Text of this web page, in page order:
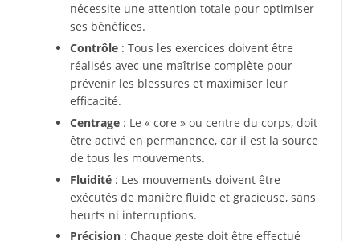
nécessite une attention totale pour optimiser
ses bénéfices.
Contrôle: Tous les exercices doivent être
réalisés avec une maîtrise complète pour
prévenir les blessures et maximiser leur
efficacité.
Centrage: Le « core » ou centre du corps, doit
être activé en permanence, car il est la source
de tous les mouvements.
Fluidité: Les mouvements doivent être
exécutés de manière fluide et gracieuse, sans
heurts ni interruptions.
Précision: Chaque geste doit être effectué